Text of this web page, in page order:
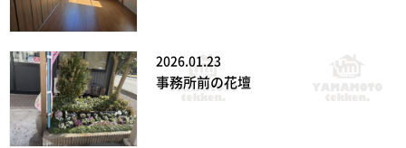
2026.01.23
事務所前の花壇